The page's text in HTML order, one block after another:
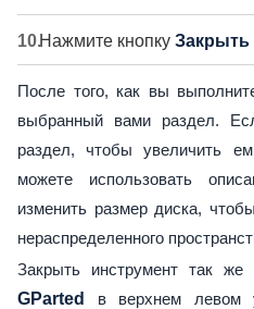
Нажмите кнопку Закрыть
После того, как вы
выбранный вами раздел.
раздел, чтобы увеличить
можете использовать
изменить размер диска,
нераспределенного
Закрыть инструмент так же
GParted
в верхнем левом